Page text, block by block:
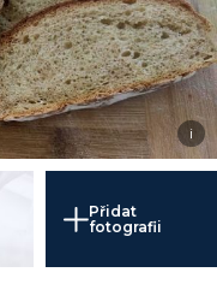
i
Přidat
fotografii